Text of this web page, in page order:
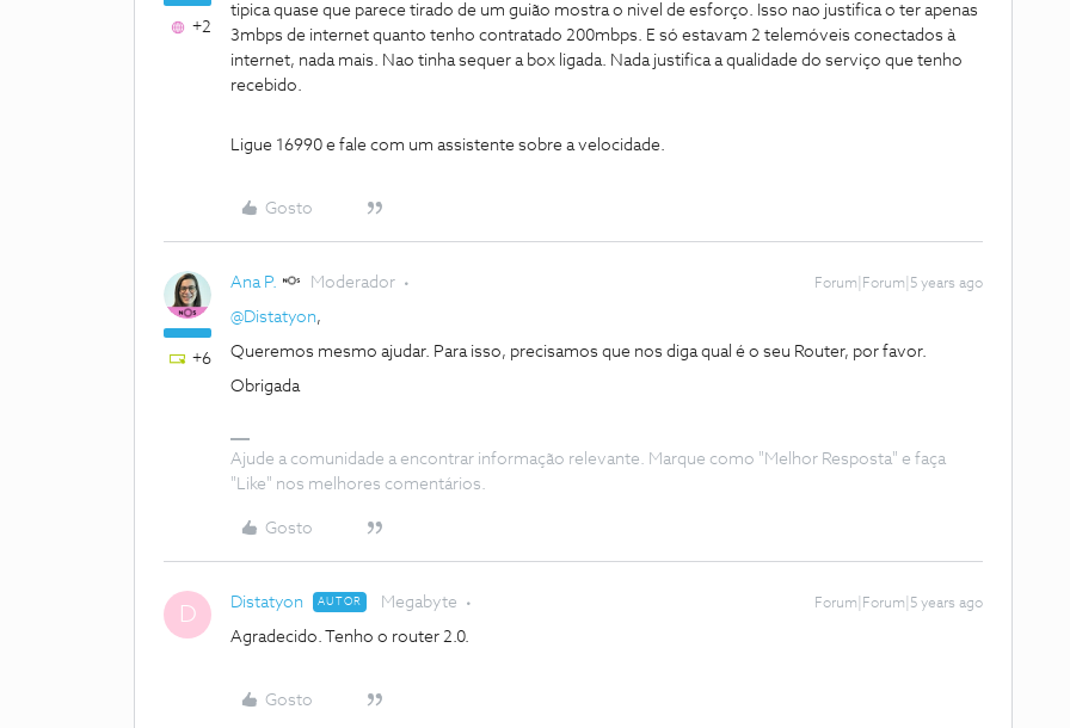
+2
tipica quase que parece tirado de um guião mostra o nivel de esforço. Isso nao justifica o ter apenas
3mbps de internet quanto tenho contratado 200mbps. E só estavam 2 telemóveis conectados à
internet, nada mais. Nao tinha sequer a box ligada. Nada justifica a qualidade do serviço que tenho
recebido.
Ligue 16990 e fale com um assistente sobre a velocidade.
Gosto
+6
Ana P. Moderador Forum|Forum|5 years ago
@Distatyon,
Queremos mesmo ajudar. Para isso, precisamos que nos diga qual é o seu Router, por favor.
Obrigada
Ajude a comunidade a encontrar informação relevante. Marque como "Melhor Resposta" e faça
"Like" nos melhores comentários.
Gosto
D Distatyon AUTOR Megabyte Forum|Forum|5 years ago
Agradecido. Tenho o router 2.0.
Gosto